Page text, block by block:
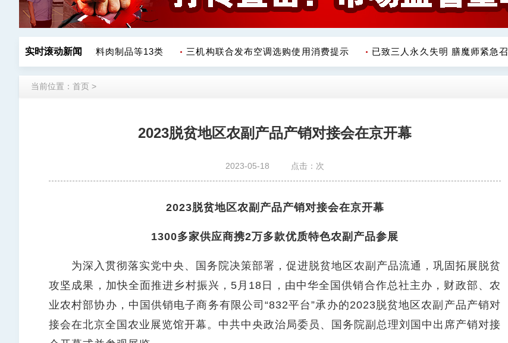
实时滚动新闻
合格 涉调味品饮料肉制品等13类 三机构联合发布空调选购使用消费提示 已致三人永久失明 膳魔师紧急召回
当前位置： 首页 >
2023脱贫地区农副产品产销对接会在京开幕
2023-05-18 点击： 次
2023脱贫地区农副产品产销对接会在京开幕
​1300多家供应商携2万多款优质特色农副产品参展
为深入贯彻落实党中央、国务院决策部署，促进脱贫地区农副产品流通，巩固拓展脱贫
攻坚成果，加快全面推进乡村振兴，5月18日，由中华全国供销合作总社主办，财政部、农
业农村部协办，中国供销电子商务有限公司“832平台”承办的2023脱贫地区农副产品产销对
接会在北京全国农业展览馆开幕。中共中央政治局委员、国务院副总理刘国中出席产销对接